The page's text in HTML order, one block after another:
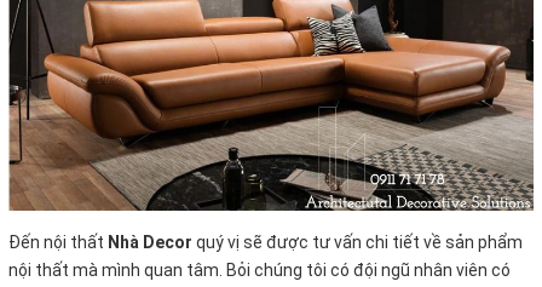
Đến nội thất Nhà Decor quý vị sẽ được tư vấn chi tiết về sản phẩm
nội thất mà mình quan tâm. Bỏi chúng tôi có đội ngũ nhân viên có